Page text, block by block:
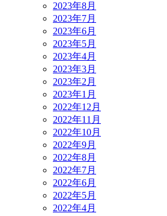
2023年8月
2023年7月
2023年6月
2023年5月
2023年4月
2023年3月
2023年2月
2023年1月
2022年12月
2022年11月
2022年10月
2022年9月
2022年8月
2022年7月
2022年6月
2022年5月
2022年4月